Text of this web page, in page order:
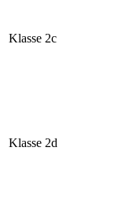
Klasse 2c
Klasse 2d